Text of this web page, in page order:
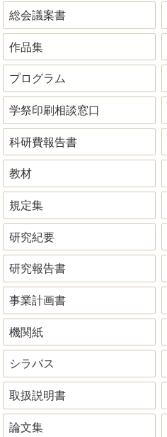
総会議案書
作品集
プログラム
学祭印刷相談窓口
科研費報告書
教材
規定集
研究紀要
研究報告書
事業計画書
機関紙
シラバス
取扱説明書
論文集